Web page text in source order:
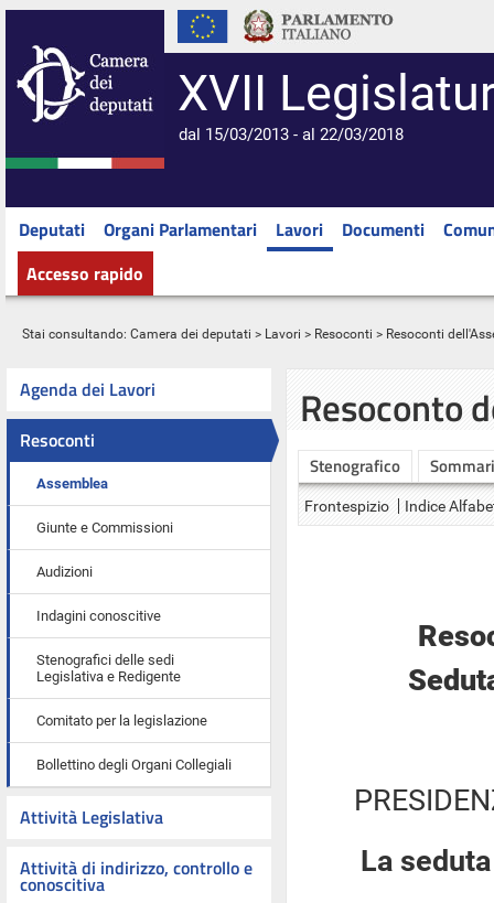
XVII
dal 15/03/2013 - al 22/03/2018
Deputati Organi Parlamentari Lavori Documenti
Accesso rapido
Stai consultando: Camera dei deputati > Lavori > Resoconti > Resoconti
Agenda dei Lavori
Resoconti
Assemblea
Giunte e Commissioni
Audizioni
Indagini conoscitive
Stenografici delle sedi
Legislativa e Redigente
Comitato per la legislazione
Bollettino degli Organi Collegiali
Attività Legislativa
Attività di indirizzo, controllo e
conoscitiva
Resoconto
Stenografico
Frontespizio Indice
La